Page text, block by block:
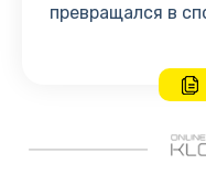
превращался в